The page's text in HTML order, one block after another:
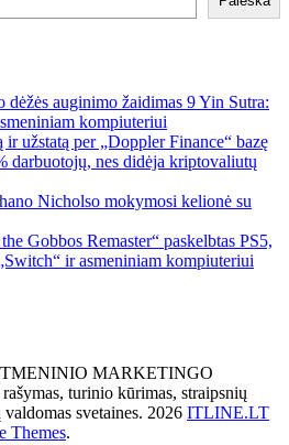
dėžės auginimo žaidimas 9 Yin Sutra:
kompiuteriui
užstatą per „Doppler Finance“ bazę
darbuotojų, nes didėja kriptovaliutų
Nicholso mokymosi kelionė su
Gobbos Remaster“ paskelbtas PS5,
ir asmeniniam kompiuteriui
MARKETINGO
turinio kūrimas, straipsnių
svetaines. 2026 ITLINE.LT
Themes.